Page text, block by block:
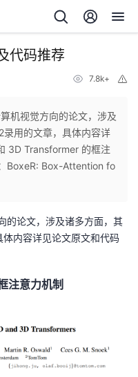
代码推荐
7.8k+
机视觉方向的论文，涉及
用的文章，具体内容详
3D Transformer 的框注
BoxeR: Box-Attention fo
的论文，涉及诸多方面，其
内容详见论文原文和代码
注意力机制